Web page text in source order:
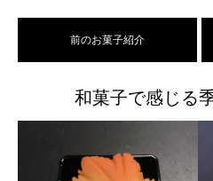
前のお菓子紹介
和菓子で感じる